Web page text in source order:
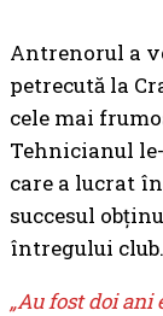
Antrenorul a
petrecută la
cele mai
Tehnicianul
care a lucrat
succesul
întregului club.
„Au fost doi